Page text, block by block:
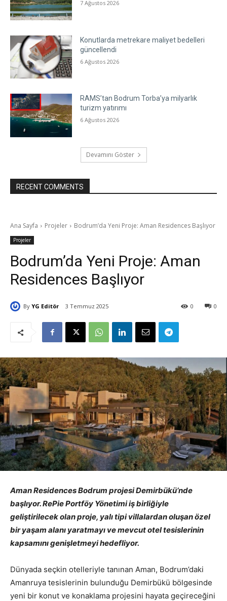
7 Ağustos 2026
Konutlarda metrekare maliyet bedelleri
güncellendi
6 Ağustos 2026
RAMS’tan Bodrum Torba’ya milyarlık
turizm yatırımı
6 Ağustos 2026
Devamını Göster
RECENT COMMENTS